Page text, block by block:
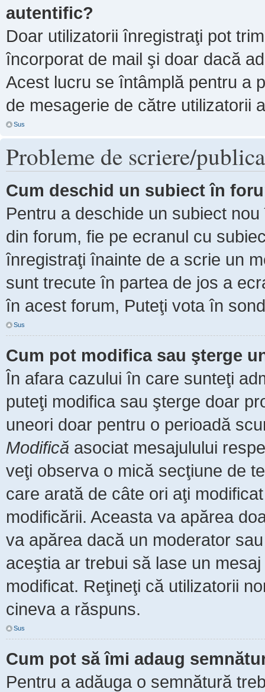
autentific?
Doar utilizatorii înregistraţi pot
încorporat de mail şi doar dacă
Acest lucru se întâmplă pentru a
de mesagerie de către utilizatorii
Sus
Probleme de scriere/
Cum deschid un subiect în
Pentru a deschide un subiect
din forum, fie pe ecranul cu
înregistraţi înainte de a scrie un
sunt trecute în partea de jos a
în acest forum, Puteţi vota în
Sus
Cum pot modifica sau şterge
În afara cazului în care sunteţi
puteţi modifica sau şterge doar
uneori doar pentru o perioadă
Modifică asociat mesajulului
veţi observa o mică secţiune de
care arată de câte ori aţi
modificării. Aceasta va apărea
va apărea dacă un moderator
aceştia ar trebui să lase un
modificat. Reţineţi că utilizatorii
cineva a răspuns.
Sus
Cum pot să îmi adaug
Pentru a adăuga o semnătură